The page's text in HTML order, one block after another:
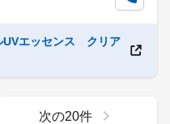
UVエッセンス クリア
次の20件